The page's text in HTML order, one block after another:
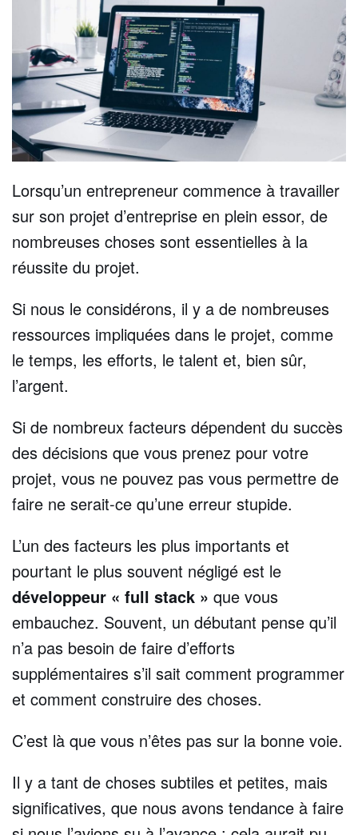
Lorsqu’un entrepreneur commence à travailler
sur son projet d’entreprise en plein essor, de
nombreuses choses sont essentielles à la
réussite du projet.
Si nous le considérons, il y a de nombreuses
ressources impliquées dans le projet, comme
le temps, les efforts, le talent et, bien sûr,
l’argent.
Si de nombreux facteurs dépendent du succès
des décisions que vous prenez pour votre
projet, vous ne pouvez pas vous permettre de
faire ne serait-ce qu’une erreur stupide.
L’un des facteurs les plus importants et
pourtant le plus souvent négligé est le
développeur « full stack » que vous
embauchez. Souvent, un débutant pense qu’il
n’a pas besoin de faire d’efforts
supplémentaires s’il sait comment programmer
et comment construire des choses.
C’est là que vous n’êtes pas sur la bonne voie.
Il y a tant de choses subtiles et petites, mais
significatives, que nous avons tendance à faire